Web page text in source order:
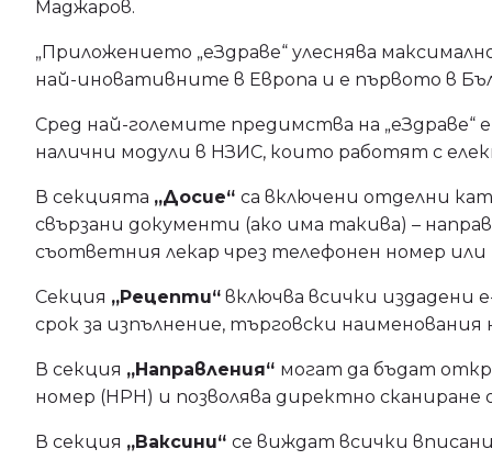
Маджаров.
„Приложението „еЗдраве“ улеснява
най-иновативните в Европа и е първото в
Сред най-големите предимства на „еЗдраве“
налични модули в НЗИС, които работят с
В секцията „Досие“ са включени отделни
свързани документи (ако има такива) –
съответния лекар чрез телефонен номер или
Секция „Рецепти“ включва всички издадени
срок за изпълнение, търговски
В секция „Направления“ могат да бъдат
номер (НРН) и позволява директно
В секция „Ваксини“ се виждат всички